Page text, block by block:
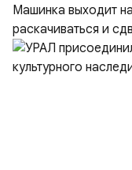
Машинка выходит
раскачиваться и